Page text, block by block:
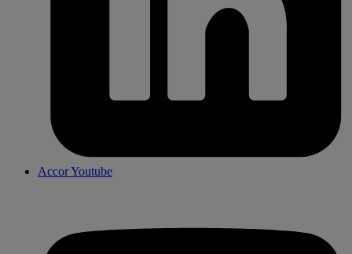
Accor Youtube